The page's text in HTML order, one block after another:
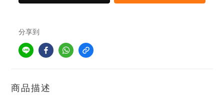
分享到
商品描述